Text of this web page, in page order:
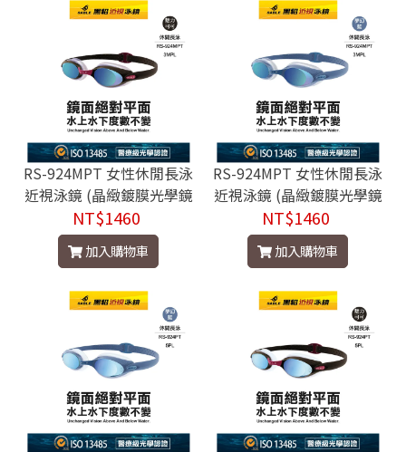
RS-924MPT 女性休閒長泳
近視泳鏡 (晶緻鍍膜光學鏡
片) - RS-924MPT CC魅力
可可
NT$1460
加入購物車
RS-924MPT 女性休閒長泳
近視泳鏡 (晶緻鍍膜光學鏡
片) - RS-924MPT C3夢幻
藍
NT$1460
加入購物車